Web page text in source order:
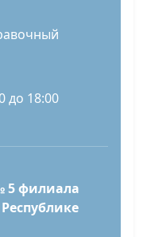
до 18:00
5 филиала